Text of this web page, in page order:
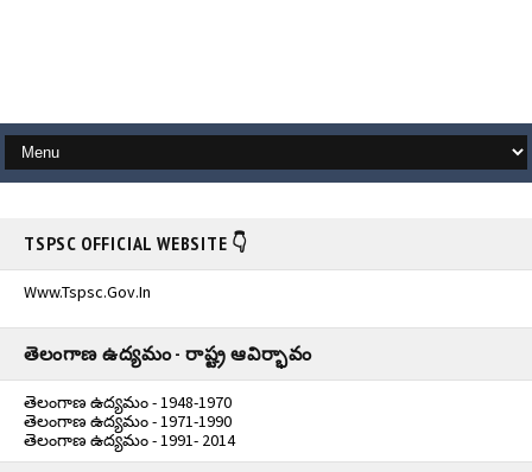
TSPSC OFFICIAL WEBSITE 👇
Www.tspsc.gov.in
తెలంగాణ ఉద్యమం - రాష్ట్ర ఆవిర్భావం
తెలంగాణ ఉద్యమం - 1948-1970
తెలంగాణ ఉద్యమం - 1971-1990
తెలంగాణ ఉద్యమం - 1991- 2014